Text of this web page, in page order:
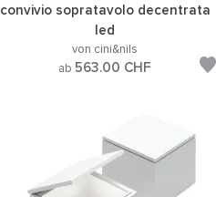
convivio sopratavolo decentrata
led
von cini&nils
ab 563.00 CHF